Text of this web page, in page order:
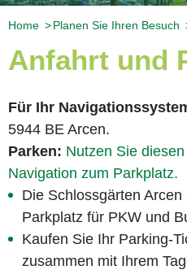
Home Planen Sie Ihren Besuch
Anfahrt und
Für Ihr
5944 BE Arcen.
Parken: Nutzen Sie
Navigation zum Parkplatz.
Die Schlossgärten
Parkplatz für PKW und
Kaufen Sie Ihr Parking-
zusammen mit Ihrem